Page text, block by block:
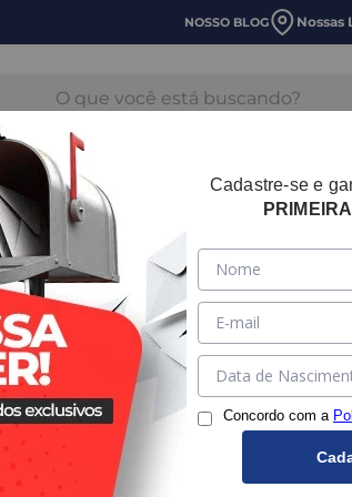
NOSSO BLOG Nossas
HIDRÁULICA TUBOS E CONEXOES
Luva de
SKU:2080602154
110mm
Cadastre-se e
Concordo com a